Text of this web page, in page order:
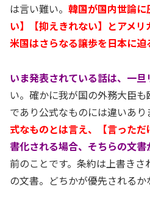
は言い難い。 韓国が国内世論
い】【抑えきれない】とアメリ
米国はさらなる譲歩を日本に迫
いま発表されている話は、一旦
い。確かに我が国の外務大臣
であり公式なものには違いあり
式なものとは言え、【言った
書化される場合、そちらの文書
前のことです。条約は上書き
の文書。どちかが優先されるか